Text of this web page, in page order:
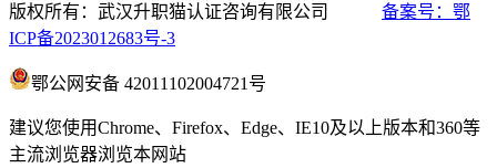
版权所有：武汉升职猫认证咨询有限公司 备案号：鄂
ICP备2023012683号-3
鄂公网安备 42011102004721号
建议您使用Chrome、Firefox、Edge、IE10及以上版本和360等
主流浏览器浏览本网站